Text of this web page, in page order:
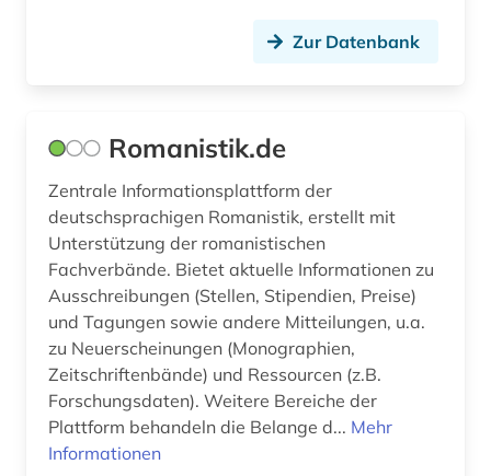
Zur Datenbank
Romanistik.de
Zentrale Informationsplattform der
deutschsprachigen Romanistik, erstellt mit
Unterstützung der romanistischen
Fachverbände. Bietet aktuelle Informationen zu
Ausschreibungen (Stellen, Stipendien, Preise)
und Tagungen sowie andere Mitteilungen, u.a.
zu Neuerscheinungen (Monographien,
Zeitschriftenbände) und Ressourcen (z.B.
Forschungsdaten). Weitere Bereiche der
Plattform behandeln die Belange d... Mehr
Informationen